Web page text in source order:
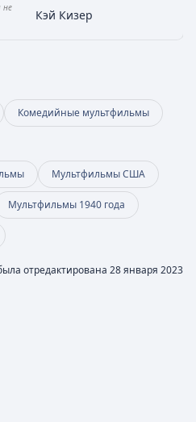
не
Кэй Кизер
Комедийные мультфильмы
Мультфильмы США
Мультфильмы 1940 года
отредактирована 28 января 2023